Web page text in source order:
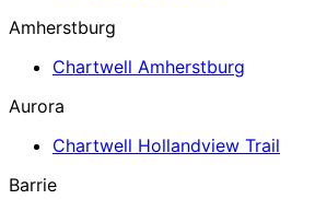
Amherstburg
Chartwell Amherstburg
Aurora
Chartwell Hollandview Trail
Barrie